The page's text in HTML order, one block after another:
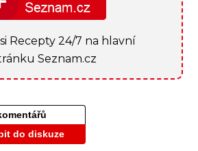
Recepty 24/7 na hlavní
Seznam.cz
do diskuze